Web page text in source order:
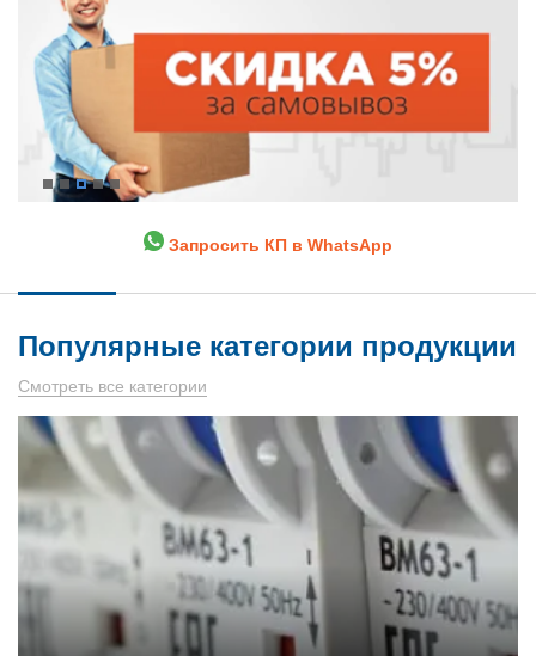
Запросить КП в WhatsApp
Популярные категории продукции
Смотреть все категории